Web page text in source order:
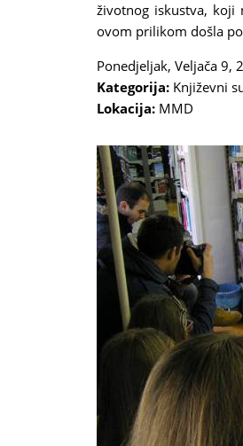
životnog iskustva, koji
ovom prilikom došla
Ponedjeljak, Veljača 9,
Kategorija: Književni
Lokacija: MMD